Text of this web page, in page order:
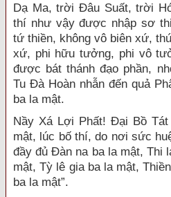
Dạ Ma, trời Đâu Suất, trời
thí như vậy được nhập sơ
tứ thiền, không vô biên xứ,
xứ, phi hữu tưởng, phi vô
được bát thánh đạo phần,
Tu Đà Hoàn nhẫn đến quả
ba la mật.
Nầy Xá Lợi Phất! Đại Bồ
mật, lúc bố thí, do nơi sức
đầy đủ Đàn na ba la mật, Thi
mật, Tỳ lê gia ba la mật,
ba la mật”.